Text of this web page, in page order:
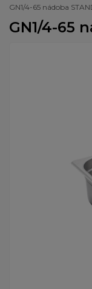
GN1/4-65 nádoba
GN1/4-65